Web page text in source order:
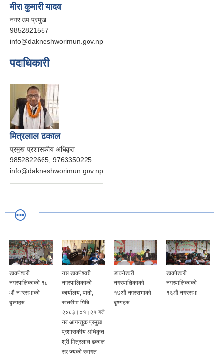
मीरा कुमारी यादव
नगर उप प्रमुख
9852821557
info@dakneshworimun.gov.np
पदाधिकारी
मित्रलाल ढकाल
प्रमुख प्रशासकीय अधिकृत
9852822665, 9763350225
info@dakneshworimun.gov.np
डाक्नेश्वरी
नगरपालिकाको १८
औं नगरसभाको
दृश्यहरु
यस डाक्नेश्वरी
नगरपालिकाको
कार्यालय, पातो,
सप्तरीमा मिति
२०८३।०१।२१ गते
नव आगन्तुक प्रमुख
प्रशासकीय अधिकृत
श्री मित्रलाल ढकाल
सर ज्यूको स्वागत
डाक्नेश्वरी
नगरपालिकाको
१७औं नगरसभाको
दृश्यहरु
डाक्नेश्वरी
नगरपालिकाको
१६औं नगरसभा